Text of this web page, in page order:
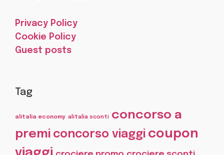
Privacy Policy
Cookie Policy
Guest posts
Tag
alitalia economy alitalia sconti concorso a
premi concorso viaggi coupon